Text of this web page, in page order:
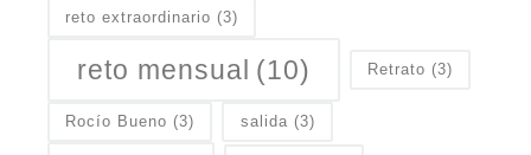
reto extraordinario (3)
reto mensual (10) Retrato (3)
Rocío Bueno (3) salida (3)